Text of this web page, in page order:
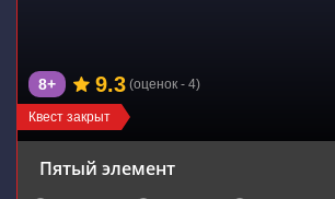
Квест закрыт
8+ 9.3 (оценок - 4)
Пятый элемент